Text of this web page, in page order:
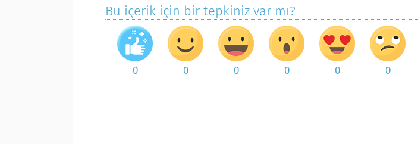
Bu içerik için bir tepkiniz var mı?
0 0 0 0 0 0